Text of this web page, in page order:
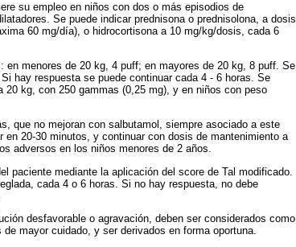
su empleo en niños con dos o más episodios de
Se puede indicar prednisona o prednisolona, a dosis
60 mg/día), o hidrocortisona a 10 mg/kg/dosis, cada 6
menores de 20 kg, 4 puff; en mayores de 20 kg, 8 puff. Se
hay respuesta se puede continuar cada 4 - 6 horas. Se
kg, con 250 gammas (0,25 mg), y en niños con peso
que no mejoran con salbutamol, siempre asociado a este
20-30 minutos, y continuar con dosis de mantenimiento a
adversos en los niños menores de 2 años.
paciente mediante la aplicación del score de Tal modificado.
cada 4 o 6 horas. Si no hay respuesta, no debe
desfavorable o agravación, deben ser considerados como
mayor cuidado, y ser derivados en forma oportuna.